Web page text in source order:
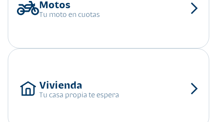
Tu moto en cuotas
Tu casa propia te espera